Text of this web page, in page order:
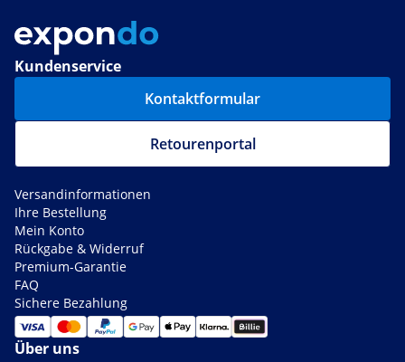
Kundenservice
Kontaktformular
Retourenportal
Versandinformationen
Ihre Bestellung
Mein Konto
Rückgabe & Widerruf
Premium-Garantie
FAQ
Sichere Bezahlung
Über uns